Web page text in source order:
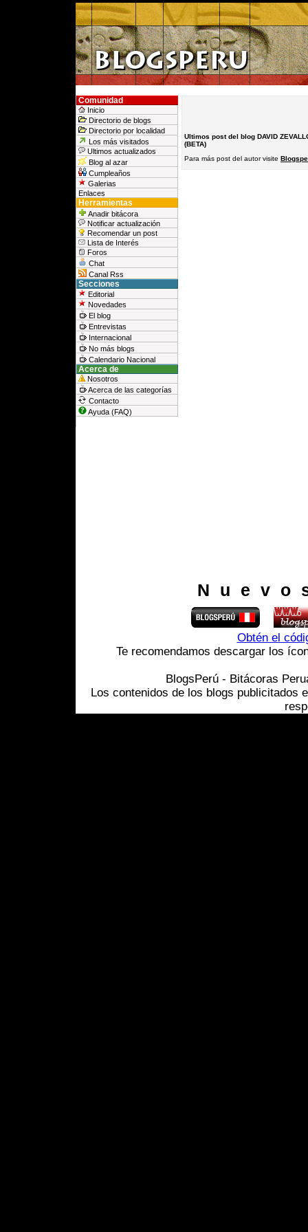
Comunidad
Inicio
Directorio de blogs
Directorio por localidad
Los más visitados
Ultimos actualizados
Blog al azar
Cumpleaños
Galerias
Enlaces
Herramientas
Anadir bitácora
Notificar actualización
Recomendar un post
Lista de Interés
Foros
Chat
Canal Rss
Secciones
Editorial
Novedades
El blog
Entrevistas
Internacional
No más blogs
Calendario Nacional
Acerca de
Nosotros
Acerca de las categorías
Contacto
Ayuda (FAQ)
Ultimos post del blog DAVID
(BETA)
Para más post del autor visite
Obtén el
Te recomendamos descargar los
BlogsPerú - Bitácoras
Los contenidos de los blogs publicitados